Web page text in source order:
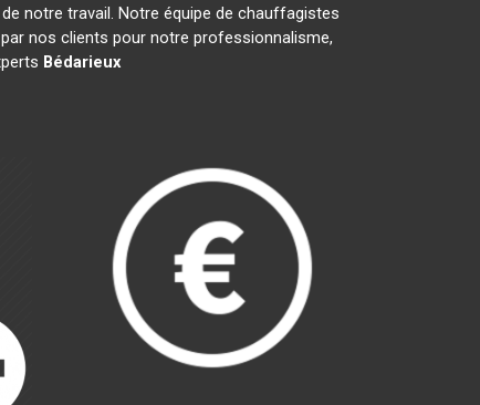
notre travail. Notre équipe de chauffagistes
nos clients pour notre professionnalisme,
Bédarieux